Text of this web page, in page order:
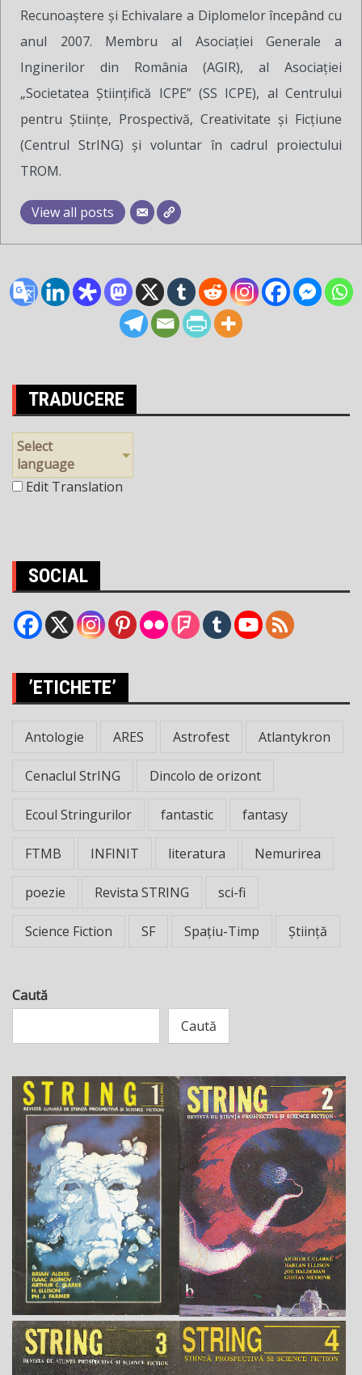
Recunoaștere și Echivalare a Diplomelor începând cu
anul 2007. Membru al Asociației Generale a
Inginerilor din România (AGIR), al Asociației
„Societatea Științifică ICPE” (SS ICPE), al Centrului
pentru Științe, Prospectivă, Creativitate și Ficțiune
(Centrul StrING) și voluntar în cadrul proiectului
TROM.
View all posts
TRADUCERE
Select
language
Edit Translation
SOCIAL
’ETICHETE’
Antologie ARES Astrofest Atlantykron
Cenaclul StrING Dincolo de orizont
Ecoul Stringurilor fantastic fantasy
FTMB INFINIT literatura Nemurirea
poezie Revista STRING sci-fi
Science Fiction SF Spațiu-Timp Știință
Caută
Caută